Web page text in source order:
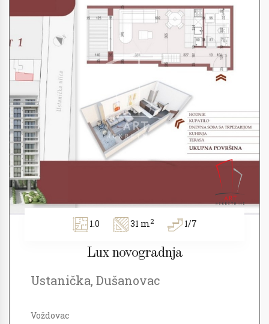
1.0 31 m2 1/7
Lux novogradnja
Ustanička, Dušanovac
Voždovac